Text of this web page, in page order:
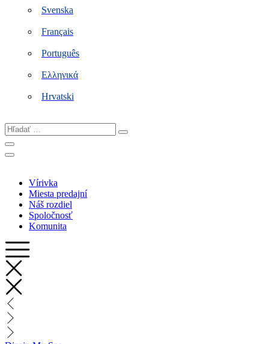
Svenska
Français
Português
Ελληνικά
Hrvatski
Hľadať
…
Vírivka
Miesta predajní
Náš rozdiel
Spoločnosť
Komunita